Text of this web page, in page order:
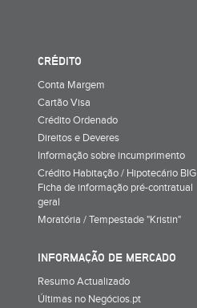
CRÉDITO
Conta Margem
Cartão Visa
Crédito Ordenado
Direitos e Deveres
Informação sobre incumprimento
Crédito Habitação / Hipotecário BIG
Ficha de informação pré-contratual
geral
Moratória / Tempestade "Kristin"
INFORMAÇÃO DE MERCADO
Resumo Actualizado
Últimas no Negócios.pt